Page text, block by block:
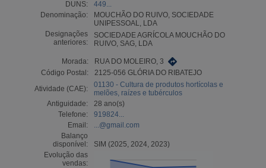
DUNS:
449...
Denominação:
MOUCHÃO DO RUIVO, SOCIEDADE
UNIPESSOAL, LDA
Designações
anteriores:
SOCIEDADE AGRÍCOLA MOUCHÃO DO
RUIVO, SAG, LDA
Morada:
RUA DO MOLEIRO, 3
Código Postal:
2125-056 GLÓRIA DO RIBATEJO
Atividade (CAE):
01130 - Cultura de produtos hortícolas e
melões, raízes e tubérculos
Antiguidade:
28 ano(s)
Telefone:
919824...
Email:
...@gmail.com
Balanço
disponível:
SIM (2025, 2024, 2023)
Evolução das
vendas: